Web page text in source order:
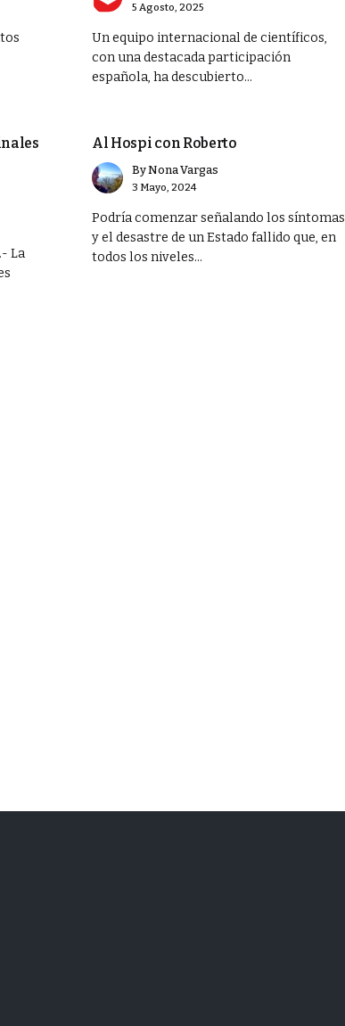
5 Agosto, 2025
Un equipo internacional de científicos,
con una destacada participación
española, ha descubierto...
La
Al Hospi con Roberto
ByNona Vargas
3 Mayo, 2024
Podría comenzar señalando los síntomas
y el desastre de un Estado fallido que, en
todos los niveles...